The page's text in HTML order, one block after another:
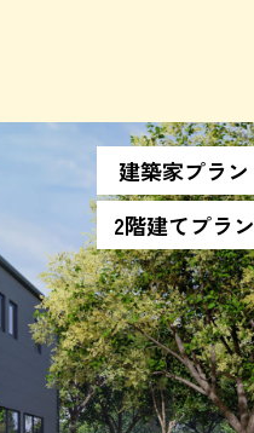
建築家プラン
2階建てプラン